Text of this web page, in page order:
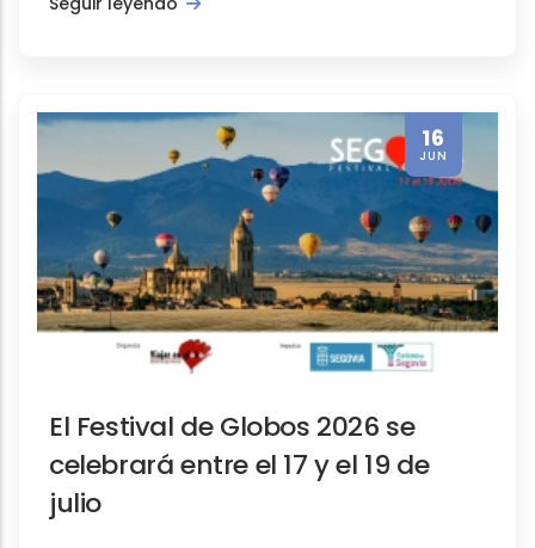
16
JUN
El Festival de Globos 2026 se
celebrará entre el 17 y el 19 de
julio